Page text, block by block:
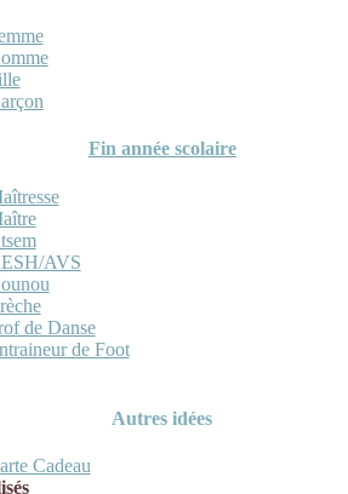
Fin année scolaire
AVS
de Danse
de Foot
Autres idées
Cadeau